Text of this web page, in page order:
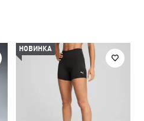
НОВИНКА